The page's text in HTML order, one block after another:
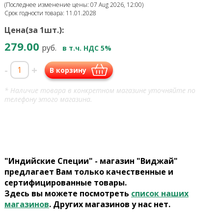
(Последнее изменение цены: 07 Aug 2026, 12:00)
Срок годности товара: 11.01.2028
Цена(за 1шт.):
279.00 руб. в т.ч. НДС 5%
- + В корзину
* Наличие товара в конкретном магазине уточняйте по
телефону этого магазина.
"Индийские Специи" - магазин "Виджай"
предлагает Вам только качественные и
сертифицированные товары.
Здесь вы можете посмотреть список наших
магазинов. Других магазинов у нас нет.